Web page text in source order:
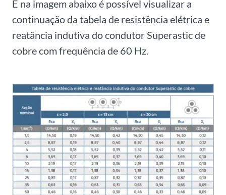
E na imagem abaixo é possível visualizar a
continuação da tabela de resistência elétrica e
reatância indutiva do condutor Superastic de
cobre com frequência de 60 Hz.